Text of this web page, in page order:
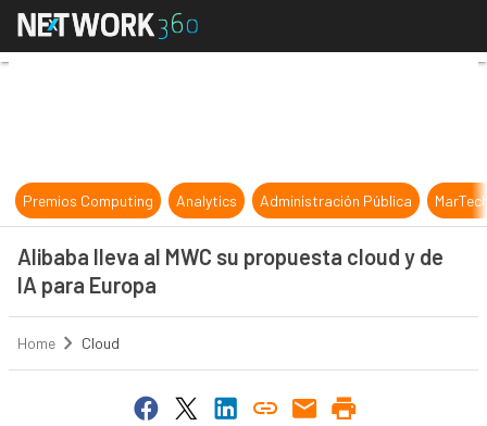
Alibaba lleva al MWC su
Premios Computing Analytics Administración Pública
Alibaba lleva al MWC su propuesta cloud y de
IA para Europa
Home Cloud